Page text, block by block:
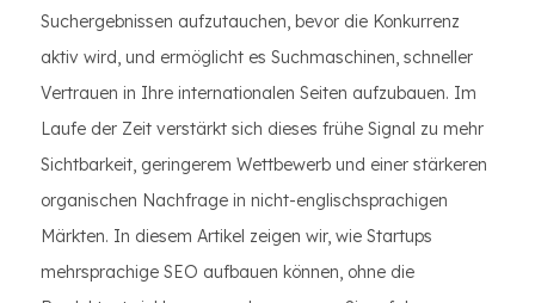
Suchergebnissen aufzutauchen, bevor die Konkurrenz
aktiv wird, und ermöglicht es Suchmaschinen, schneller
Vertrauen in Ihre internationalen Seiten aufzubauen. Im
Laufe der Zeit verstärkt sich dieses frühe Signal zu mehr
Sichtbarkeit, geringerem Wettbewerb und einer stärkeren
organischen Nachfrage in nicht-englischsprachigen
Märkten. In diesem Artikel zeigen wir, wie Startups
mehrsprachige SEO aufbauen können, ohne die